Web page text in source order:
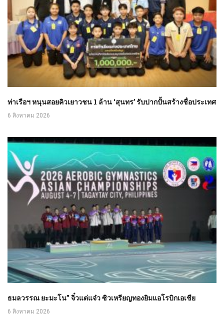
ท่าเรือฯ หนุนสอยคิวเยาวชน 1 ล้าน ‘สุนทร’ รับปากปั้นสร้างชื่อประเทศ
6 สิงหาคม 2026
ธมลวรรณ ยะมะโน” จิ๋วแต่แจ๋ว ซิวเหรียญทองยิมแอโรบิกเอเชีย
6 สิงหาคม 2026